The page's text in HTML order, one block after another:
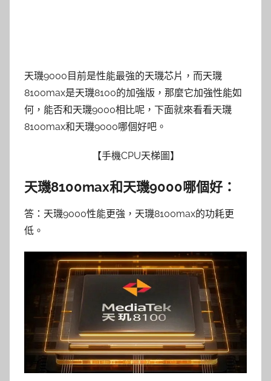
天璣9000目前是性能最強的天璣芯片，而天璣
8100max是天璣8100的加強版，那麼它加強性能如
何，能否和天璣9000相比呢，下面就來看看天璣
8100max和天璣9000哪個好吧。
【手機CPU天梯圖】
天璣8100max和天璣9000哪個好：
答：天璣9000性能更強，天璣8100max的功耗更
低。